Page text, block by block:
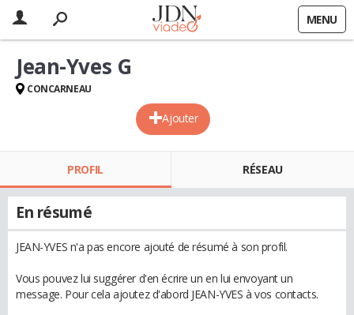
MENU
Ajouter
Jean-Yves G
CONCARNEAU
PROFIL RÉSEAU
En résumé
JEAN-YVES n'a pas encore ajouté de résumé à son profil.
Vous pouvez lui suggérer d'en écrire un en lui envoyant un
message. Pour cela ajoutez d'abord JEAN-YVES à vos contacts.